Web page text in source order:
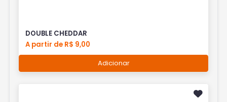
DOUBLE CHEDDAR
A partir de R$ 9,00
Adicionar